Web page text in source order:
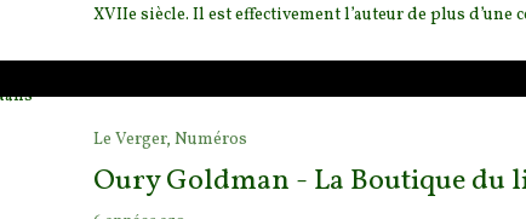
XVIIe siècle. Il est effectivement l’auteur de plus d’une
Le Verger, Numéros
Oury Goldman - La Boutique du